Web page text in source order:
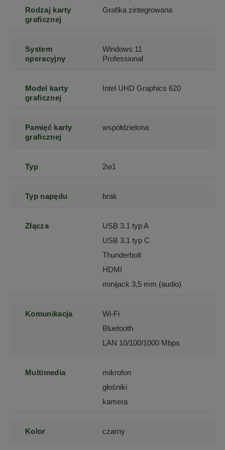
Rodzaj karty
graficznej
Grafika zintegrowana
System
operacyjny
Windows 11
Professional
Model karty
graficznej
Intel UHD Graphics 620
Pamięć karty
graficznej
współdzielona
Typ 2w1
Typ napędu brak
Złącza
USB 3.1 typ A
USB 3.1 typ C
Thunderbolt
HDMI
minijack 3,5 mm (audio)
Komunikacja
Wi-Fi
Bluetooth
LAN 10/100/1000 Mbps
Multimedia
mikrofon
głośniki
kamera
Kolor czarny